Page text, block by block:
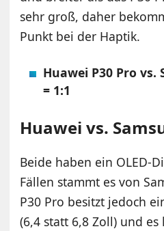
sehr groß, daher
Punkt bei der Haptik.
Huawei P30 Pro vs.
= 1:1
Huawei vs.
Beide haben ein OLED-
Fällen stammt es von
P30 Pro besitzt jedoch
(6,4 statt 6,8 Zoll) und